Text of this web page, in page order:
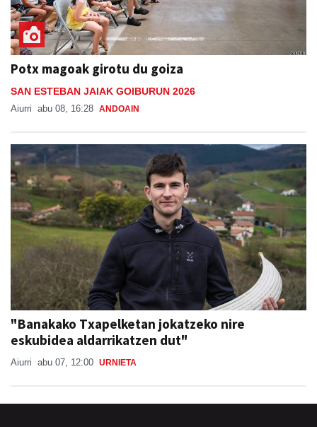
Potx magoak girotu du goiza
SAN ESTEBAN JAIAK GOIBURUN 2026
Aiurri abu 08, 16:28 ANDOAIN
"Banakako Txapelketan jokatzeko nire
eskubidea aldarrikatzen dut"
Aiurri abu 07, 12:00 URNIETA